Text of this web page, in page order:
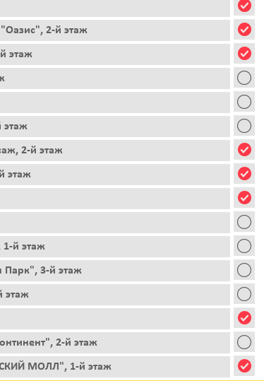
2-й этаж
этаж
этаж
2-й этаж
этаж
1-й этаж
Парк", 3-й этаж
этаж
2-й этаж
МОЛЛ", 1-й этаж